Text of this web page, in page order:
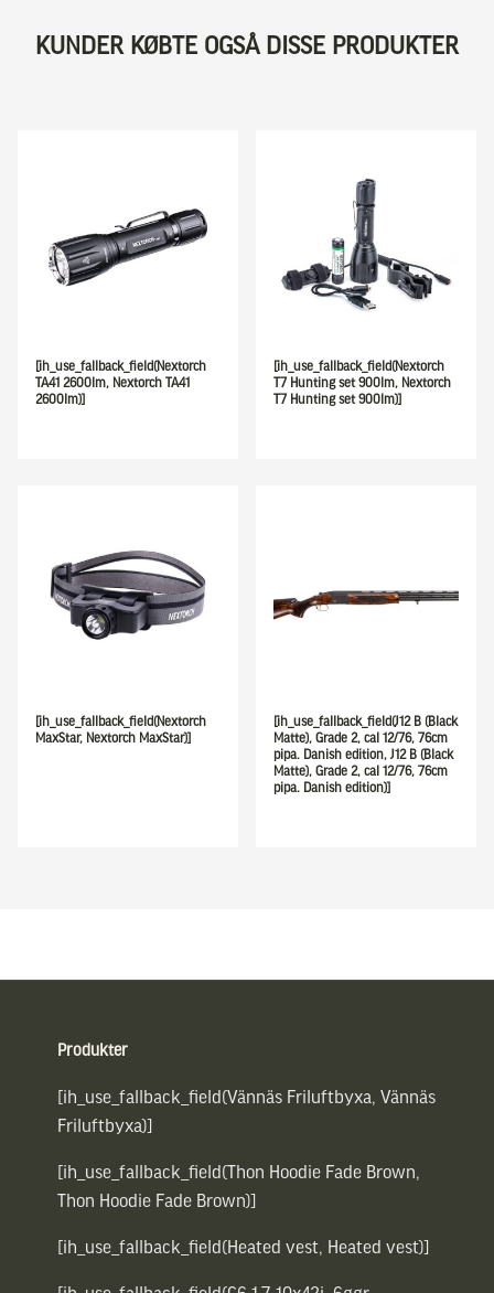
KUNDER KØBTE OGSÅ DISSE PRODUKTER
[ih_use_fallback_field(Nextorch
TA41 2600lm, Nextorch TA41
2600lm)]
[ih_use_fallback_field(Nextorch
T7 Hunting set 900lm, Nextorch
T7 Hunting set 900lm)]
[ih_use_fallback_field(Nextorch
MaxStar, Nextorch MaxStar)]
[ih_use_fallback_field(J12 B (Black
Matte), Grade 2, cal 12/76, 76cm
pipa. Danish edition, J12 B (Black
Matte), Grade 2, cal 12/76, 76cm
pipa. Danish edition)]
Produkter
[ih_use_fallback_field(Vännäs Friluftbyxa, Vännäs
Friluftbyxa)]
[ih_use_fallback_field(Thon Hoodie Fade Brown,
Thon Hoodie Fade Brown)]
[ih_use_fallback_field(Heated vest, Heated vest)]